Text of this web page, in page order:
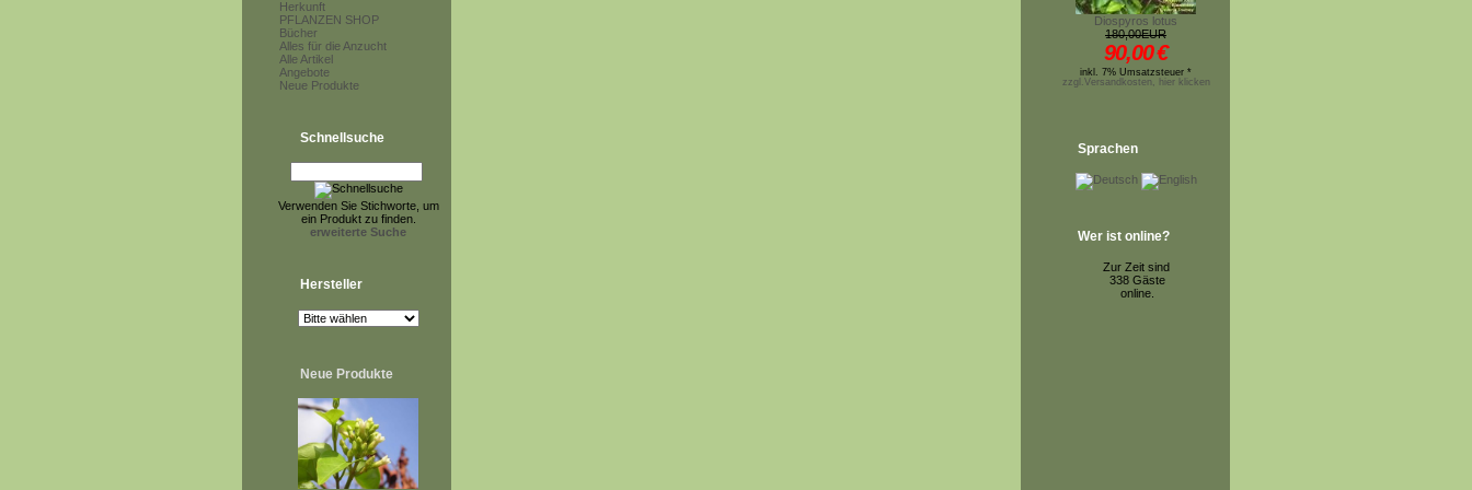
Herkunft
PFLANZEN SHOP
Bücher
Alles für die Anzucht
Alle Artikel
Angebote
Neue Produkte
Schnellsuche
Verwenden Sie Stichworte, um
ein Produkt zu finden.
erweiterte Suche
Hersteller
Neue Produkte
Diospyros lotus
180,00EUR
90,00€
inkl. 7% Umsatzsteuer *
zzgl.Versandkosten, hier klicken
Sprachen
Wer ist online?
Zur Zeit sind
338 Gäste
online.